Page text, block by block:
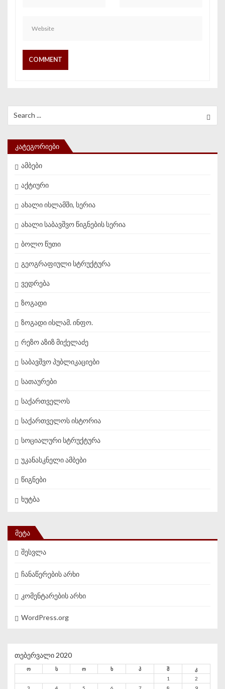
ᲙᲐᲢᲔᲒᲝᲠᲘᲔᲑᲘ
ამბები
აქტიური
ახალი ისლამში, სერია
ახალი საბავშვო წიგნების სერია
ბოლო წუთი
გეოგრაფიული სტრუქტურა
ვედრება
ზოგადი
ზოგადი ისლამ. ინფო.
რეზო აზიზ მიქელაძე
საბავშვო პუბლიკაციები
სათაურები
საქართველოს
საქართველოს ისტორია
სოციალური სტრუქტურა
უკანასკნელი ამბები
წიგნები
ხუტბა
ᲛᲔᲢᲐ
შესვლა
ჩანაწერების არხი
კომენტარების არხი
WordPress.org
თებერვალი 2020
ო ს ო ხ პ შ
კ
1
2